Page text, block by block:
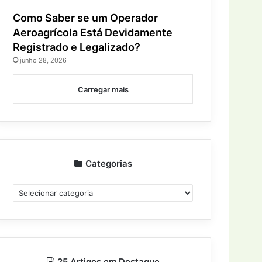
Como Saber se um Operador
Aeroagrícola Está Devidamente
Registrado e Legalizado?
junho 28, 2026
Carregar mais
Categorias
Categorias